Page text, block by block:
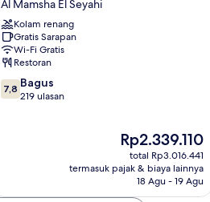
Resort
-
All
inclusive
Al
Mamsha
El
Al Mamsha El Seyahi
Kolam renang
Gratis Sarapan
Wi-Fi Gratis
Restoran
7.8
dari
7,8 Bagus
219 ulasan
Harga
sekarang
Rp2.339.110
Rp2.339.110
total Rp3.016.441
termasuk pajak & biaya lainnya
18 Agu - 19 Agu